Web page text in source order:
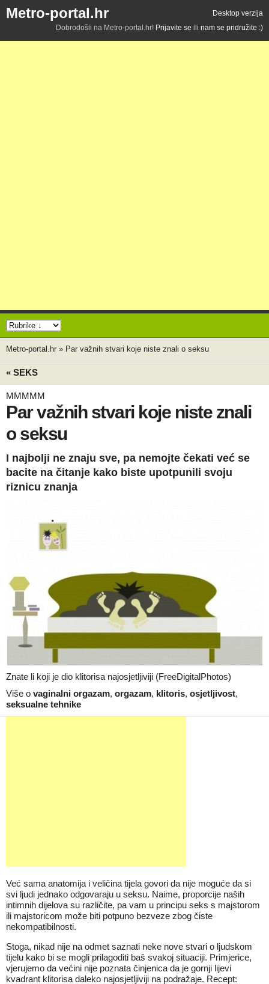
Metro-portal.hr
Desktop verzija
Dobrodošli na Metro-portal.hr! Prijavite se ili nam se pridružite :)
Metro-portal.hr » Par važnih stvari koje niste znali o seksu
« SEKS
MMMMM
Par važnih stvari koje niste znali
o seksu
I najbolji ne znaju sve, pa nemojte čekati već se
bacite na čitanje kako biste upotpunili svoju
riznicu znanja
Znate li koji je dio klitorisa najosjetljiviji (FreeDigitalPhotos)
Više o vaginalni orgazam, orgazam, klitoris, osjetljivost,
seksualne tehnike
Već sama anatomija i veličina tijela govori da nije moguće da si
svi ljudi jednako odgovaraju u seksu. Naime, proporcije naših
intimnih dijelova su različite, pa vam u principu seks s majstorom
ili majstoricom može biti potpuno bezveze zbog čiste
nekompatibilnosti.
Stoga, nikad nije na odmet saznati neke nove stvari o ljudskom
tijelu kako bi se mogli prilagoditi baš svakoj situaciji. Primjerice,
vjerujemo da većini nije poznata činjenica da je gornji lijevi
kvadrant klitorisa daleko najosjetljiviji na podražaje. Recept: